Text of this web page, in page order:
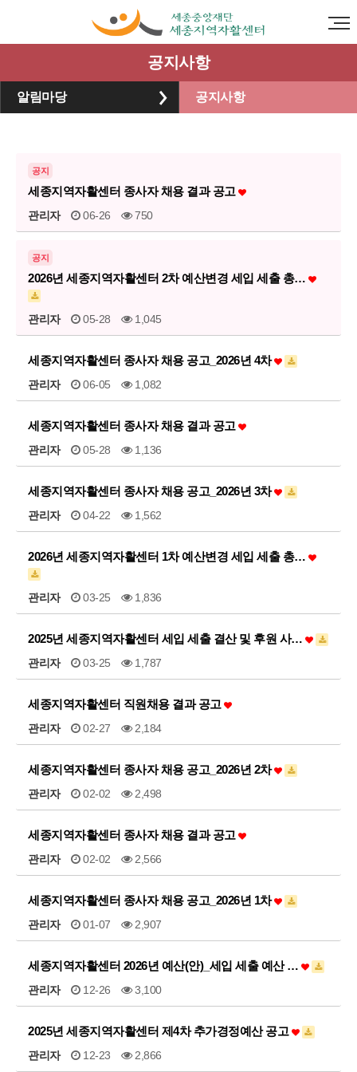
공지사항
알림마당 공지사항
공지
세종지역자활센터 종사자 채용 결과 공고
관리자 06-26 750
공지
2026년 세종지역자활센터 2차 예산변경 세입 세출 총…
관리자 05-28 1,045
세종지역자활센터 종사자 채용 공고_2026년 4차
관리자 06-05 1,082
세종지역자활센터 종사자 채용 결과 공고
관리자 05-28 1,136
세종지역자활센터 종사자 채용 공고_2026년 3차
관리자 04-22 1,562
2026년 세종지역자활센터 1차 예산변경 세입 세출 총…
관리자 03-25 1,836
2025년 세종지역자활센터 세입 세출 결산 및 후원 사…
관리자 03-25 1,787
세종지역자활센터 직원채용 결과 공고
관리자 02-27 2,184
세종지역자활센터 종사자 채용 공고_2026년 2차
관리자 02-02 2,498
세종지역자활센터 종사자 채용 결과 공고
관리자 02-02 2,566
세종지역자활센터 종사자 채용 공고_2026년 1차
관리자 01-07 2,907
세종지역자활센터 2026년 예산(안)_세입 세출 예산 …
관리자 12-26 3,100
2025년 세종지역자활센터 제4차 추가경정예산 공고
관리자 12-23 2,866